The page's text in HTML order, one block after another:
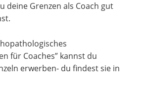
deine Grenzen als Coach gut
für Coaches” kannst du
erwerben- du findest sie in